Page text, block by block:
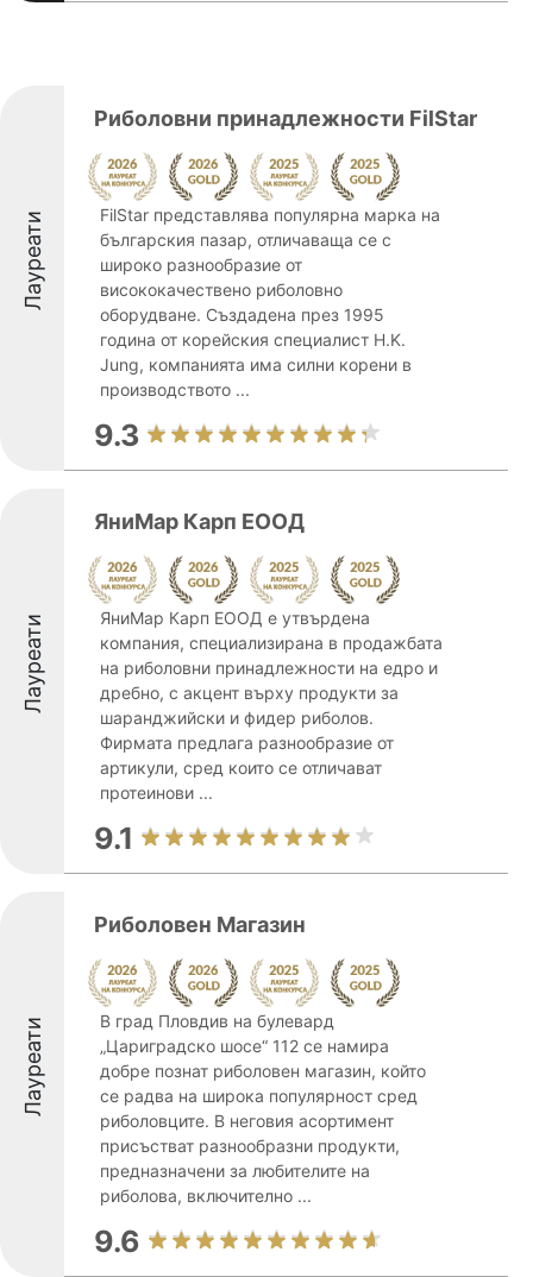
Лауреати
Риболовни принадлежности FilStar
FilStar представлява популярна марка на
българския пазар, отличаваща се с
широко разнообразие от
висококачествено риболовно
оборудване. Създадена през 1995
година от корейския специалист H.K.
Jung, компанията има силни корени в
производството ...
9.3
Лауреати
ЯниМар Карп ЕООД
ЯниМар Карп ЕООД е утвърдена
компания, специализирана в продажбата
на риболовни принадлежности на едро и
дребно, с акцент върху продукти за
шаранджийски и фидер риболов.
Фирмата предлага разнообразие от
артикули, сред които се отличават
протеинови ...
9.1
Лауреати
Риболовен Магазин
В град Пловдив на булевард
„Цариградско шосе“ 112 се намира
добре познат риболовен магазин, който
се радва на широка популярност сред
риболовците. В неговия асортимент
присъстват разнообразни продукти,
предназначени за любителите на
риболова, включително ...
9.6